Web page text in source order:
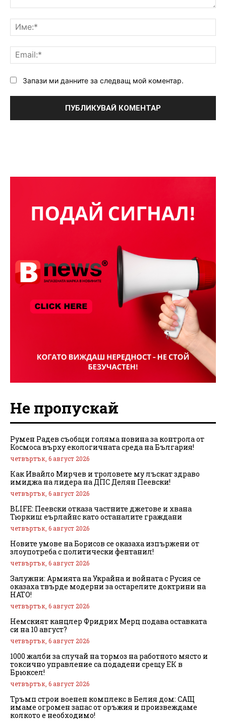
Запази ми данните за следващ мой коментар.
Не пропускай
Румен Радев съобщи голяма новина за контрола от
Космоса върху екологичната среда на България!
четвъртък, 6 август 2026
Как Ивайло Мирчев и троловете му лъскат здраво
имиджа на лидера на ДПС Делян Пеевски!
четвъртък, 6 август 2026
BLIFE: Пеевски отказа частните джетове и хвана
Тюркиш еърлайнс като останалите граждани
четвъртък, 6 август 2026
Новите умове на Борисов се оказаха изпържени от
злоупотреба с политически фентанил!
четвъртък, 6 август 2026
Залужни: Армията на Украйна и войната с Русия се
оказаха твърде модерни за остарелите доктрини на
НАТО!
четвъртък, 6 август 2026
Немският канцлер Фридрих Мерц подава оставката
си на 10 август?
четвъртък, 6 август 2026
1000 жалби за случай на тормоз на работното място и
токсично управление са подадени срещу ЕК в
Брюксел!
четвъртък, 6 август 2026
Тръмп строи военен комплекс в Белия дом: САЩ
имаме огромен запас от оръжия и произвеждаме
колкото е необходимо!